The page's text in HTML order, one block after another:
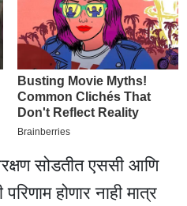
सोडतीत एससी आणि
होणार नाही मात्र